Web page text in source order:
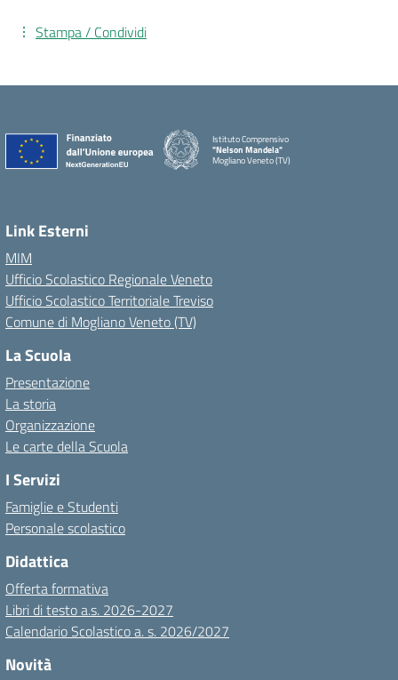
Stampa / Condividi
Istituto Comprensivo
"Nelson Mandela"
Mogliano Veneto (TV)
Link Esterni
MIM
Ufficio Scolastico Regionale Veneto
Ufficio Scolastico Territoriale Treviso
Comune di Mogliano Veneto (TV)
La Scuola
Presentazione
La storia
Organizzazione
Le carte della Scuola
I Servizi
Famiglie e Studenti
Personale scolastico
Didattica
Offerta formativa
Libri di testo a.s. 2026-2027
Calendario Scolastico a. s. 2026/2027
Novità